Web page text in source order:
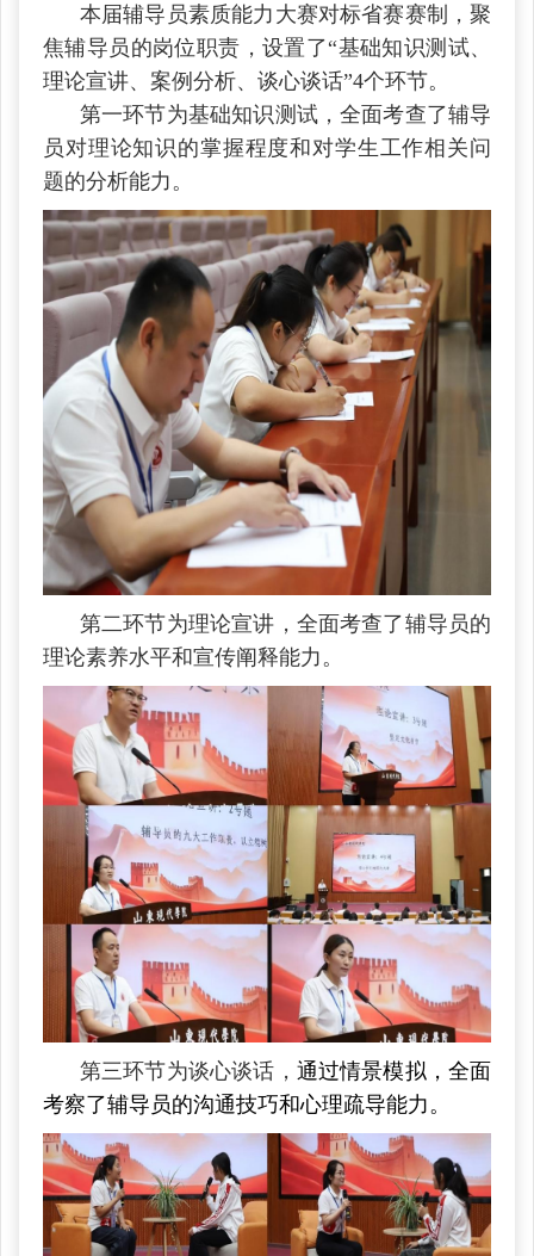
本届辅导员素质能力大赛对标省赛赛制，聚
焦辅导员的岗位职责，设置了“基础知识测试、
理论宣讲、案例分析、谈心谈话”4个环节。
第一环节为基础知识测试，全面考查了辅导
员对理论知识的掌握程度和对学生工作相关问
题的分析能力。
第二环节为理论宣讲，全面考查了辅导员的
理论素养水平和宣传阐释能力。
第三环节为谈心谈话， 通过情景模拟，全面
考察了辅导员的沟通技巧和心理疏导能力。